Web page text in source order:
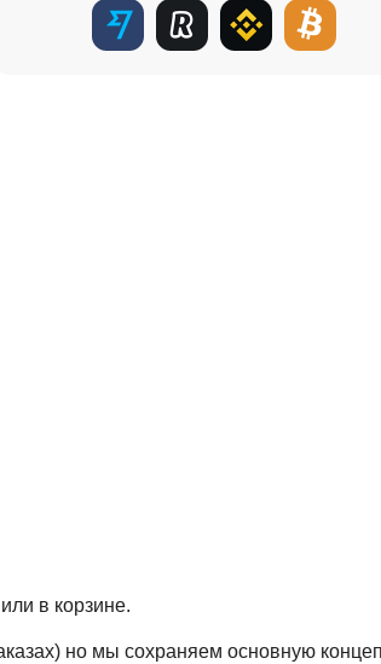
в корзине.
но мы сохраняем основную